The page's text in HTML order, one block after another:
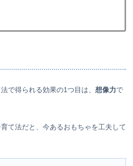
で得られる効果の1つ目は、 想像力で
て法だと、今あるおもちゃを工夫して